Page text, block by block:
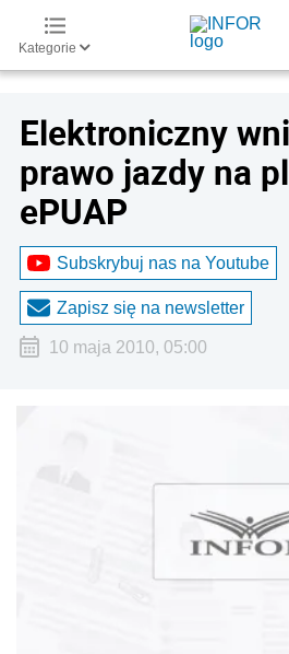
Kategorie
Elektroniczny
prawo jazdy na
ePUAP
Subskrybuj nas na Youtube
Zapisz się na newsletter
10 maja 2010, 05:00